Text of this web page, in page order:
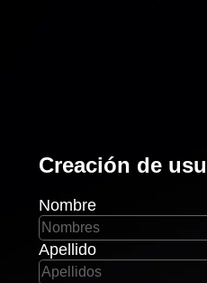
Creación de
Nombre
Apellido